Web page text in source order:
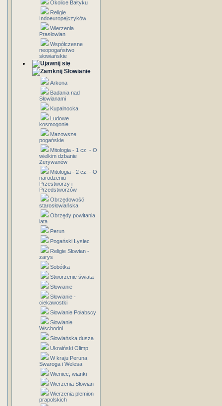
Okolice Bałtyku
Religie
Indoeuropejczyków
Wierzenia
Prasłowian
Współczesne
neopogaństwo
słowiańskie
Słowianie
Arkona
Badania nad
Słowianami
Kupalnocka
Ludowe
kosmogonie
Mazowsze
pogańskie
Mitologia - 1 cz. - O
wielkim dzbanie
Zerywanów
Mitologia - 2 cz. - O
narodzeniu
Przestworzy i
Przedstworzów
Obrzędowość
starosłowiańska
Obrzędy powitania
lata
Perun
Pogański Łysiec
Religie Słowian -
zarys
Sobótka
Stworzenie świata
Słowianie
Słowianie -
ciekawostki
Słowianie Połabscy
Słowianie
Wschodni
Słowiańska dusza
Ukraiński Olimp
W kraju Peruna,
Swaroga i Welesa
Wieniec, wianki
Wierzenia Słowian
Wierzenia plemion
prapolskich